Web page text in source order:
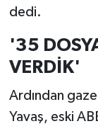
dedi.
'35
VERDİK'
Ardından
Yavaş, eski